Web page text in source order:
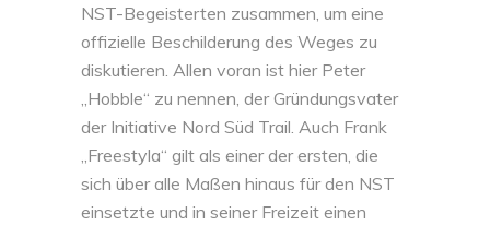
NST-Begeisterten zusammen, um eine
offizielle Beschilderung des Weges zu
diskutieren. Allen voran ist hier Peter
„Hobble“ zu nennen, der Gründungsvater
der Initiative Nord Süd Trail. Auch Frank
„Freestyla“ gilt als einer der ersten, die
sich über alle Maßen hinaus für den NST
einsetzte und in seiner Freizeit einen